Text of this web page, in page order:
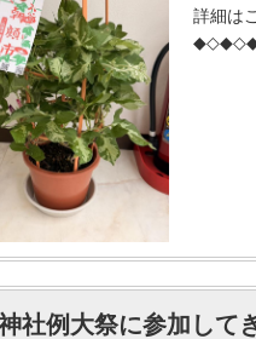
詳細は
社例大祭に参加して